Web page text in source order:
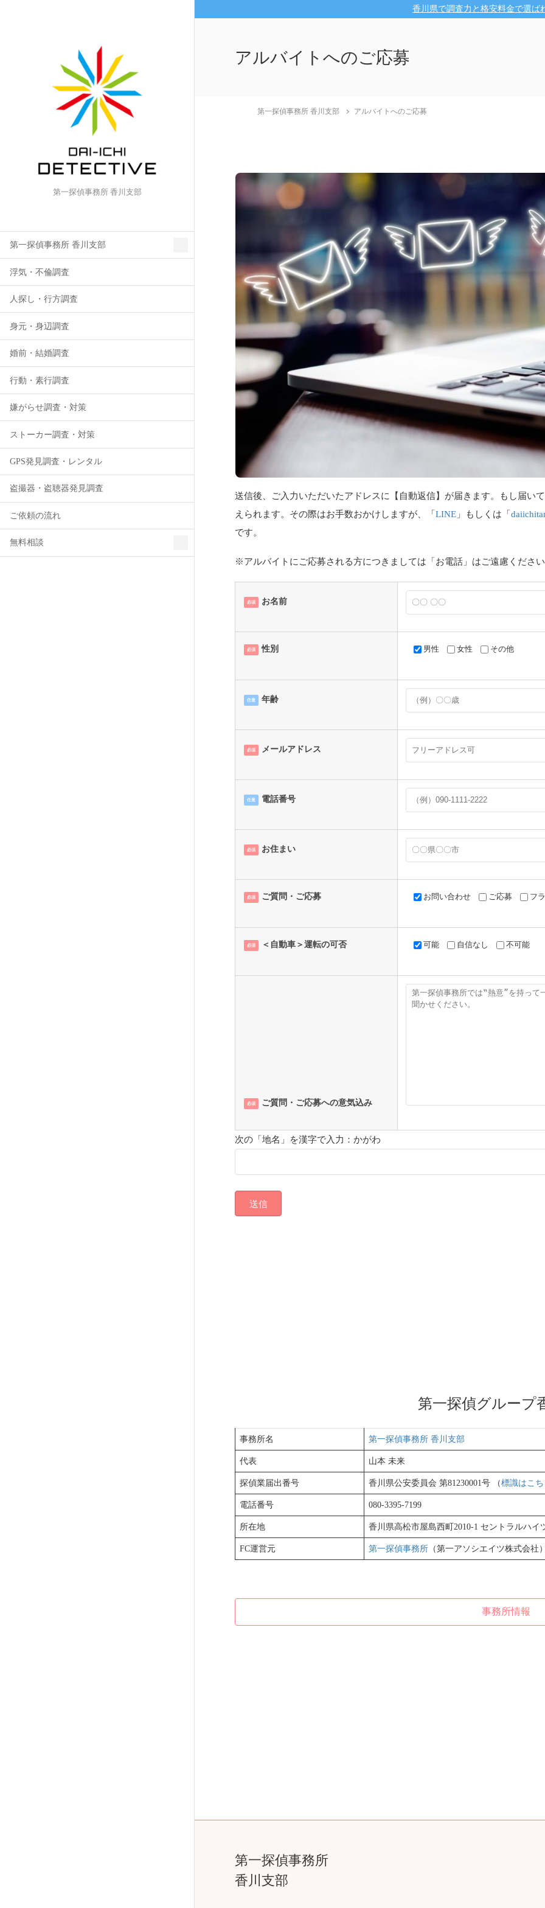
第一探偵事務所 香川支部
第一探偵事務所 香川支部
浮気・不倫調査
人探し・行方調査
身元・身辺調査
婚前・結婚調査
行動・素行調査
嫌がらせ調査・対策
ストーカー調査・対策
GPS発見調査・レンタル
盗撮器・盗聴器発見調査
ご依頼の流れ
無料相談
香川県で調査力と格安料金で選ば
アルバイトへのご応募
第一探偵事務所 香川支部 アルバイトへのご応募
送信後、ご入力いただいたアドレスに【自動返信】が届きます。もし届い
えられます。その際はお手数おかけしますが、「LINE 」もしくは「
です。
※アルバイトにご応募される方につきましては「お電話」はご遠慮くださ
必須 お名前
必須 性別 男性 女性 その他
任意 年齢
必須 メールアドレス
任意 電話番号
必須 お住まい
必須 ご質問・ご応募 お問い合わせ ご応募 フ
必須 ＜自動車＞運転の可否 可能 自信なし 不可能
必須 ご質問・ご応募への意気込み
次の「地名」を漢字で入力：かがわ
第一探偵グループ
事務所名 第一探偵事務所 香川支部
代表 山本 未来
探偵業届出番号 香川県公安委員会 第81230001号 （標識はこ
電話番号 080-3395-7199
所在地 香川県高松市屋島西町2010-1 セントラルハイ
FC運営元 第一探偵事務所 （第一アソシエイツ株式会社
事務所情報
第一探偵事務所
香川支部